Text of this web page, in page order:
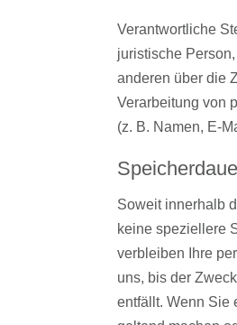
Verantwortliche
juristische
anderen über die
Verarbeitung von
(z. B. Namen, E-
Soweit innerhalb
keine speziellere
verbleiben Ihre
uns, bis der
entfällt. Wenn Sie